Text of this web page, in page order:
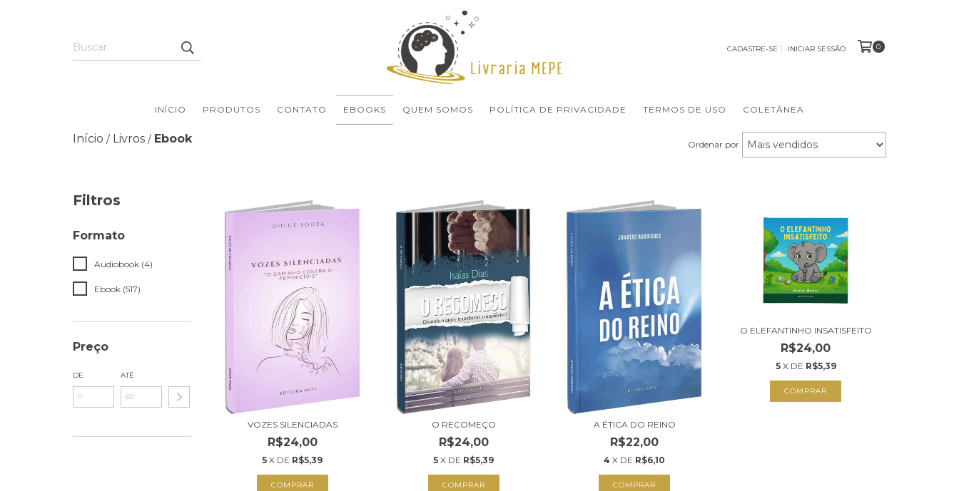
CADASTRE-SE INICIAR SESSÃO 0
INÍCIO PRODUTOS CONTATO EBOOKS QUEM SOMOS POLÍTICA DE PRIVACIDADE TERMOS DE USO COLETÂNEA
Início / Livros / Ebook Ordenar por
Filtros
Formato
Audiobook (4)
Ebook (517)
Preço
DE ATÉ
VOZES SILENCIADAS
R$24,00
5 X DE R$5,39
COMPRAR
O RECOMEÇO
R$24,00
5 X DE R$5,39
COMPRAR
A ÉTICA DO REINO
R$22,00
4 X DE R$6,10
COMPRAR
O ELEFANTINHO INSATISFEITO
R$24,00
5 X DE R$5,39
COMPRAR